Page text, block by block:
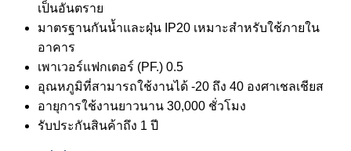
เป็นอันตราย
มาตรฐานกันน้ำและฝุ่น IP20 เหมาะสำหรับใช้ภายใน
อาคาร
เพาเวอร์แฟกเตอร์ (PF.) 0.5
อุณหภูมิที่สามารถใช้งานได้ -20 ถึง 40 องศาเชลเชียส
อายุการใช้งานยาวนาน 30,000 ชั่วโมง
รับประกันสินค้าถึง 1 ปี